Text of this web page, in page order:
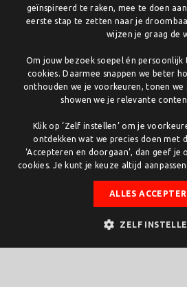
Beleid
Saxionbijvoorbeeld geleid dat
verlofsoorten ook ingezet kunnen
transitie. “Transgender personen
medische afspraken inzake hun
vertelt trots dat haar werkgever
hogescholen is die dit beleid heeft
toiletten binnen de hogeschool
stemt de onderzoekster positief.
denk ik hoe groot de mentale pijn
geïnspireerd te raken, mee te doen
eerste stap te zetten naar je
wijzen je graag de
Om jouw bezoek soepel én persoonlijk
cookies. Daarmee snappen we beter
onthouden we je voorkeuren, tonen we
showen we je relevante
Klik op ‘Zelf instellen’ om je
ontdekken wat we precies doen met
‘Accepteren en doorgaan’, dan geef
cookies. Je kunt je keuze altijd
ALLES
ZELF